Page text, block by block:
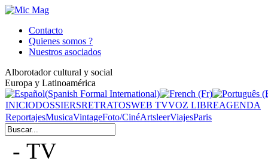
Contacto
Quienes somos ?
Nuestros asociados
Alborotador cultural y social
Europa y Latinoamérica
INICIODOSSIERSRETRATOSWEB TVVOZ LIBREAGENDA
ReportajesMusicaVintageFoto/CinéArtsleerViajesParis
- TV